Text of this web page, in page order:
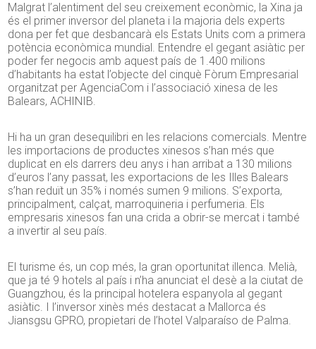
Malgrat l’alentiment del seu creixement econòmic, la Xina ja
és el primer inversor del planeta i la majoria dels experts
dona per fet que desbancarà els Estats Units com a primera
potència econòmica mundial. Entendre el gegant asiàtic per
poder fer negocis amb aquest país de 1.400 milions
d’habitants ha estat l’objecte del cinquè Fòrum Empresarial
organitzat per AgenciaCom i l’associació xinesa de les
Balears, ACHINIB.
Hi ha un gran desequilibri en les relacions comercials. Mentre
les importacions de productes xinesos s’han més que
duplicat en els darrers deu anys i han arribat a 130 milions
d’euros l’any passat, les exportacions de les Illes Balears
s’han reduït un 35% i només sumen 9 milions. S’exporta,
principalment, calçat, marroquineria i perfumeria. Els
empresaris xinesos fan una crida a obrir-se mercat i també
a invertir al seu país.
El turisme és, un cop més, la gran oportunitat illenca. Melià,
que ja té 9 hotels al país i n’ha anunciat el desè a la ciutat de
Guangzhou, és la principal hotelera espanyola al gegant
asiàtic. I l’inversor xinès més destacat a Mallorca és
Jiansgsu GPRO, propietari de l’hotel Valparaíso de Palma.